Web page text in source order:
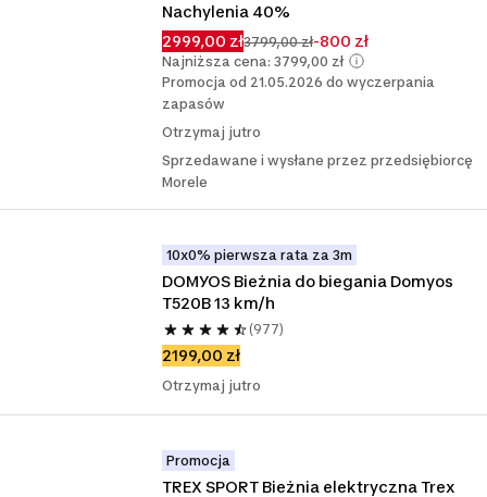
Nachylenia 40%
2999,00 zł3799,00 zł-800 zł
Najniższa cena: 3799,00 zł
Promocja od 21.05.2026 do wyczerpania
zapasów
Otrzymaj jutro
Sprzedawane i wysłane przez przedsiębiorcę
Morele
10x0% pierwsza rata za 3m
DOMYOS Bieżnia do biegania Domyos
T520B 13 km/h
(977)
2199,00 zł
Otrzymaj jutro
Promocja
TREX SPORT Bieżnia elektryczna Trex